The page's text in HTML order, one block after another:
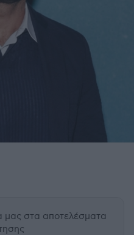
μας στα αποτελέσματα